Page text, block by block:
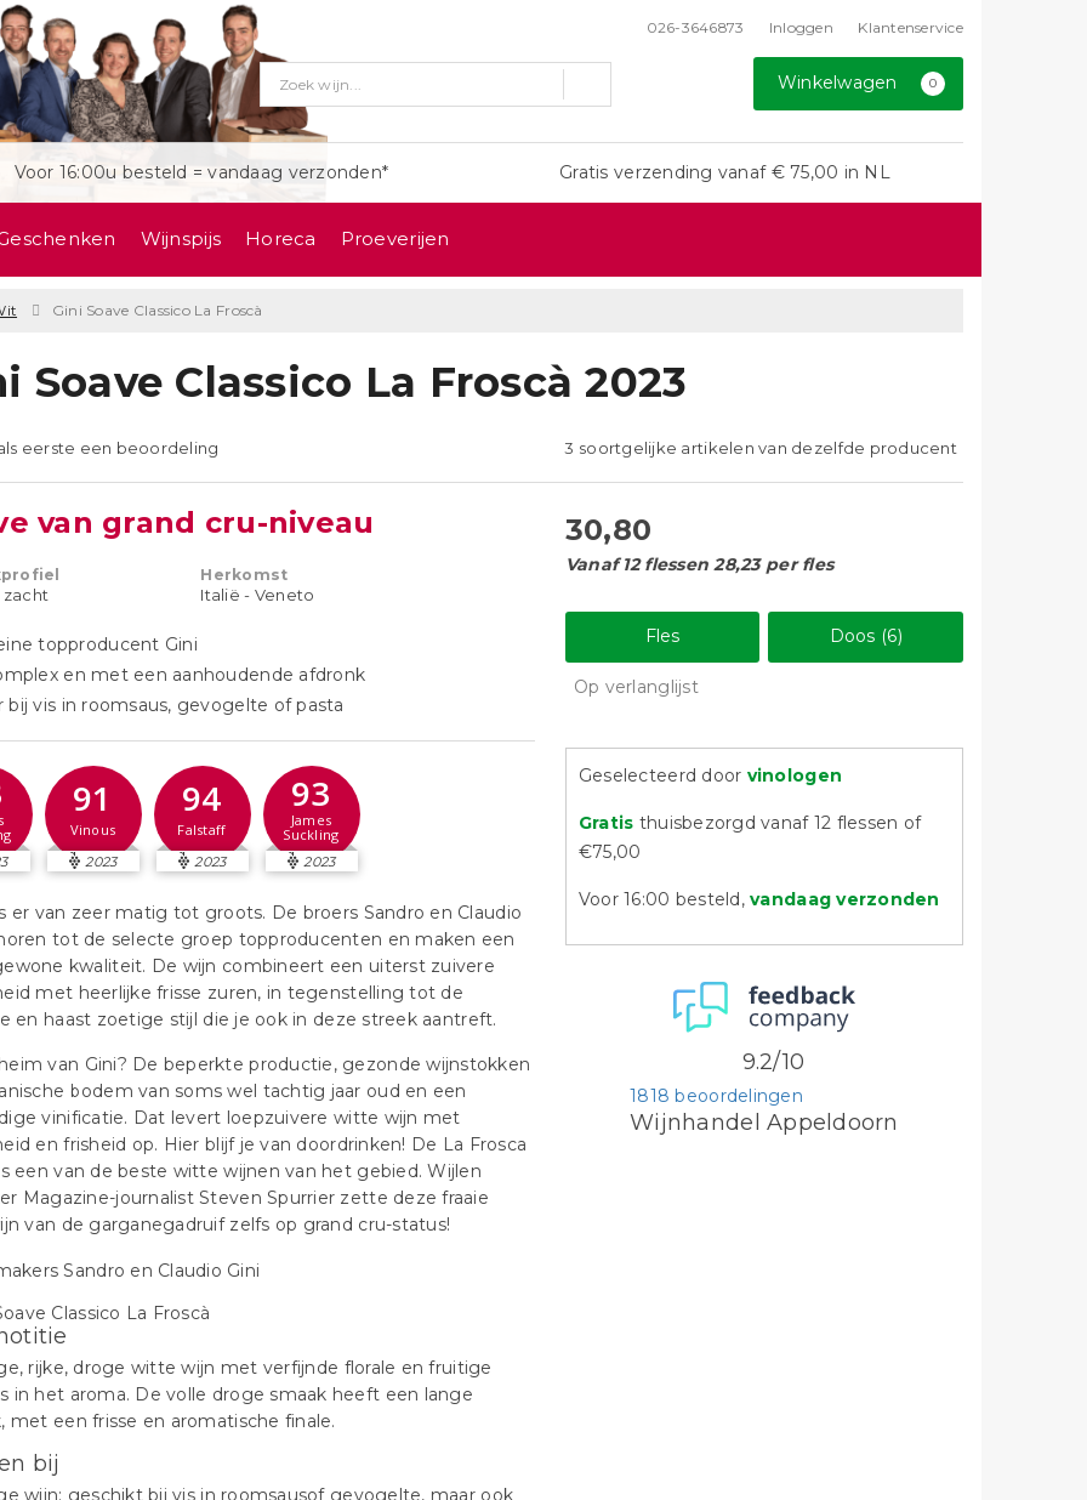
026-3646873 Inloggen Klantenservice
Winkelwagen 0
Voor 16:00u besteld = vandaag verzonden* Gratis verzending vanaf € 75,00 in NL
Wijnspijs Horeca Proeverijen
Gini Soave Classico La Froscà
Soave Classico La Froscà 2023
eerste een beoordeling 3 soortgelijke artikelen van dezelfde producent
van grand cru-niveau
zacht
Herkomst
Italië - Veneto
topproducent Gini
en met een aanhoudende afdronk
bij vis in roomsaus, gevogelte of pasta
91
Vinous
2023
94
Falstaff
2023
93
James
Suckling
2023
er van zeer matig tot groots. De broers Sandro en Claudio
tot de selecte groep topproducenten en maken een
kwaliteit. De wijn combineert een uiterst zuivere
met heerlijke frisse zuren, in tegenstelling tot de
en haast zoetige stijl die je ook in deze streek aantreft.
van Gini? De beperkte productie, gezonde wijnstokken
bodem van soms wel tachtig jaar oud en een
vinificatie. Dat levert loepzuivere witte wijn met
en frisheid op. Hier blijf je van doordrinken! De La Frosca
een van de beste witte wijnen van het gebied. Wijlen
Magazine-journalist Steven Spurrier zette deze fraaie
van de garganegadruif zelfs op grand cru-status!
rijke, droge witte wijn met verfijnde florale en fruitige
in het aroma. De volle droge smaak heeft een lange
met een frisse en aromatische finale.
bij
wijn; geschikt bij vis in roomsausof gevogelte, maar ook
30,80
Vanaf 12 flessen 28,23 per fles
Fles Doos (6)
Op verlanglijst
Geselecteerd door vinologen
Gratis thuisbezorgd vanaf 12 flessen of
€75,00
Voor 16:00 besteld,vandaag verzonden
Wijnhandel Appeldoorn
1818 beoordelingen
9.2/10